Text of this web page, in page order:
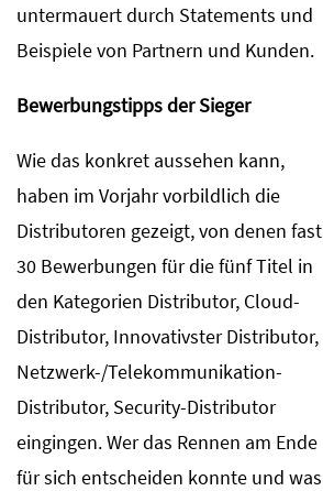
untermauert durch Statements und
Beispiele von Partnern und Kunden.
Bewerbungstipps der Sieger
Wie das konkret aussehen kann,
haben im Vorjahr vorbildlich die
Distributoren gezeigt, von denen fast
30 Bewerbungen für die fünf Titel in
den Kategorien Distributor, Cloud-
Distributor, Innovativster Distributor,
Netzwerk-/Telekommunikation-
Distributor, Security-Distributor
eingingen. Wer das Rennen am Ende
für sich entscheiden konnte und was